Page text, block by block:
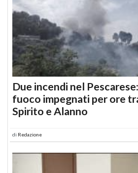
Due incendi nel
fuoco impegnati per ore
Spirito e Alanno
di Redazione